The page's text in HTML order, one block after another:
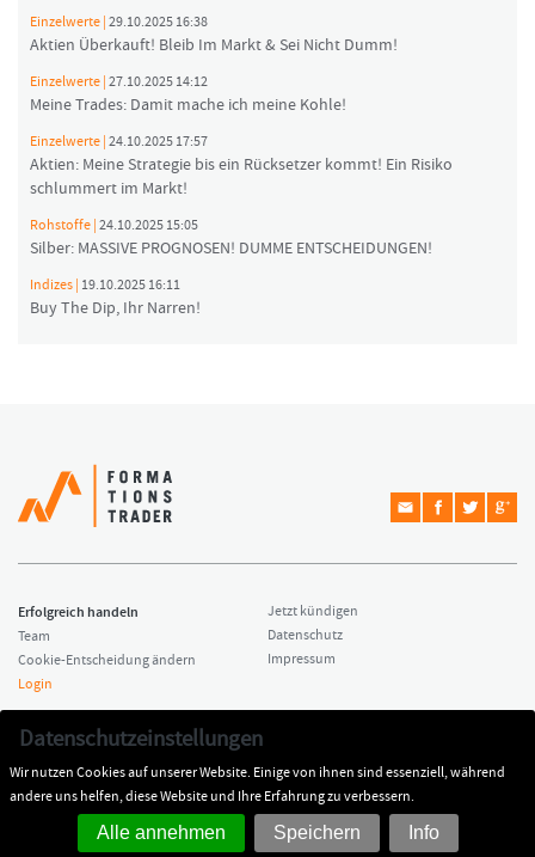
Einzelwerte | 29.10.2025 16:38
Aktien Überkauft! Bleib Im Markt & Sei Nicht Dumm!
Einzelwerte | 27.10.2025 14:12
Meine Trades: Damit mache ich meine Kohle!
Einzelwerte | 24.10.2025 17:57
Aktien: Meine Strategie bis ein Rücksetzer kommt! Ein Risiko
schlummert im Markt!
Rohstoffe | 24.10.2025 15:05
Silber: MASSIVE PROGNOSEN! DUMME ENTSCHEIDUNGEN!
Indizes | 19.10.2025 16:11
Buy The Dip, Ihr Narren!
Erfolgreich handeln
Team
Cookie-Entscheidung ändern
Datenschutzeinstellungen
Wir nutzen Cookies auf unserer Website. Einige von ihnen sind essenziell, während
andere uns helfen, diese Website und Ihre Erfahrung zu verbessern.
Alle annehmen Speichern Info
Login
Jetzt kündigen
Datenschutz
Impressum
Copyright © 2026 Formationstrader
Impressum
kontakt@formationstrader.de